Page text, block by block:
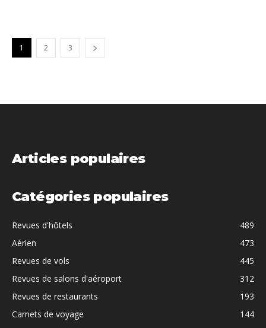
1 2 3
Articles populaires
Catégories populaires
Revues d'hôtels
489
Aérien
473
Revues de vols
445
Revues de salons d'aéroport
312
Revues de restaurants
193
Carnets de voyage
144